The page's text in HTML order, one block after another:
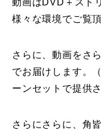
レッスンレポート
レッスン内容について
動画はDVD＋スト
様々な環境でご覧
さらに、動画をさ
でお届けします。
ーンセットで提供
さらにさらに、角